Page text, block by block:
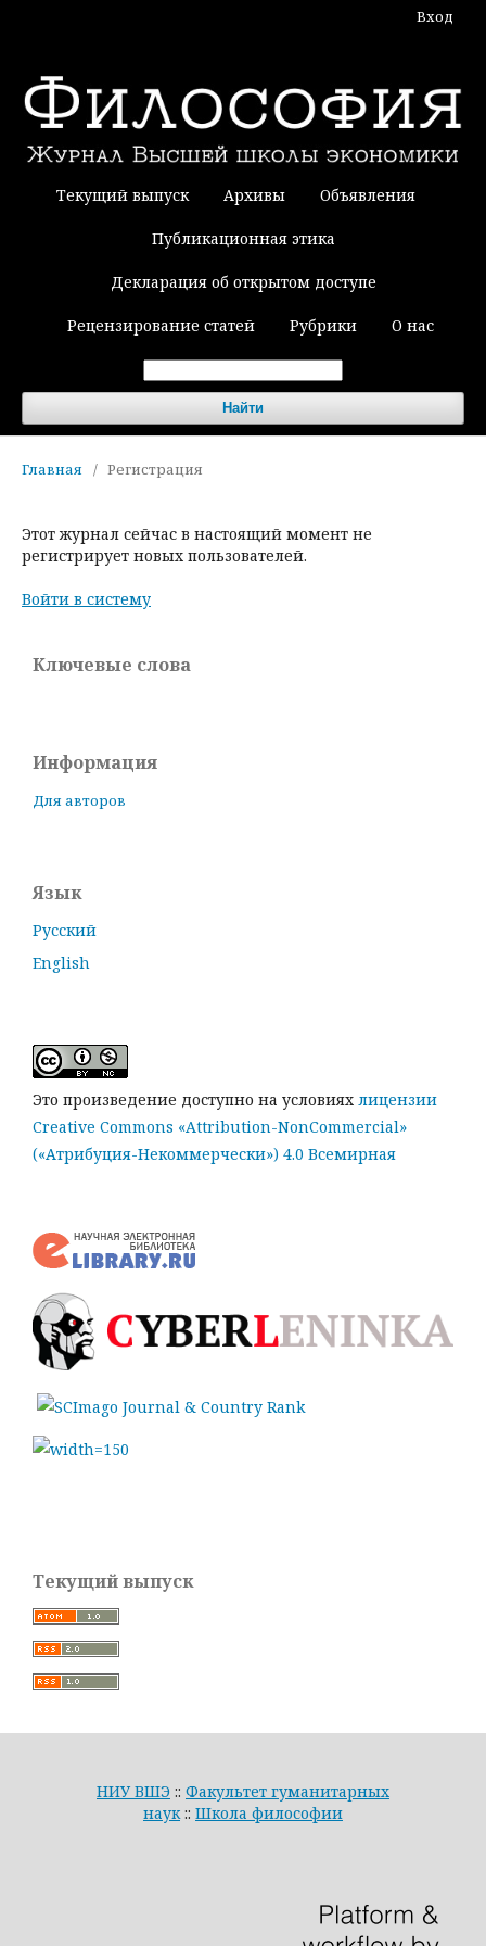
Текущий выпуск Архивы Объявления
Публикационная этика
Декларация об открытом доступе
Рецензирование статей Рубрики О нас
Найти
Вход
Главная / Регистрация
Этот журнал сейчас в настоящий момент не
регистрирует новых пользователей.
Войти в систему
Ключевые слова
Информация
Для авторов
Язык
Русский
English
Это произведение доступно на условиях лицензии
Creative Commons «Attribution-NonCommercial»
(«Атрибуция-Некоммерчески») 4.0 Всемирная
Текущий выпуск
НИУ ВШЭ :: Факультет гуманитарных
наук:: Школа философии